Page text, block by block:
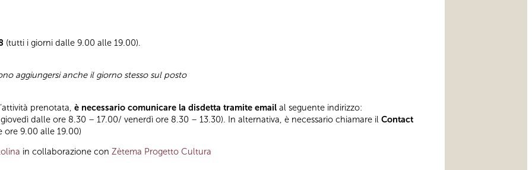
(tutti i giorni dalle 9.00 alle 19.00).
aggiungersi anche il giorno stesso sul posto
prenotata, è necessario comunicare la disdetta tramite email al seguente indirizzo:
dalle ore 8.30 – 17.00/ venerdì ore 8.30 – 13.30). In alternativa, è necessario chiamare il Contact
ore 9.00 alle 19.00)
in collaborazione con Zètema Progetto Cultura